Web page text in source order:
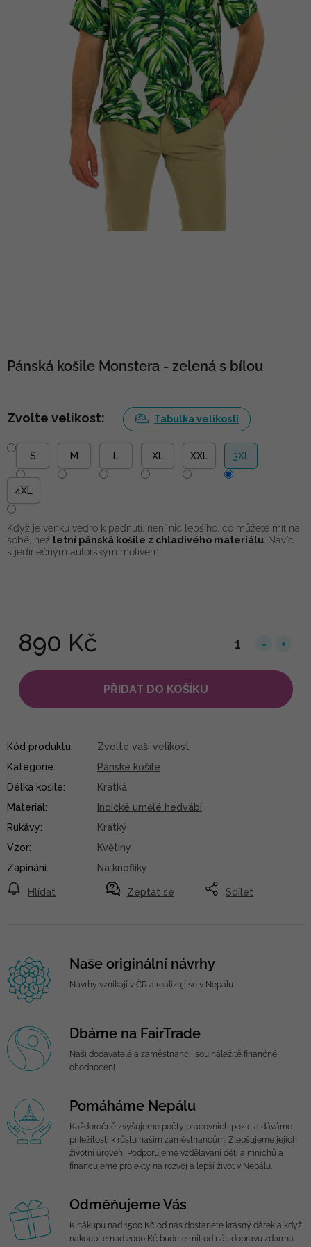
Pánská košile Monstera - zelená s bílou
890 Kč
PŘIDAT DO KOŠÍKU
Zvolte velikost: Tabulka velikostí
S M XL XXL 3XL
4XL
Když je venku vedro k padnutí, není nic lepšího, co můžete mít na
sobě, než letní pánská košile z chladivého materiálu . Navíc
s jedinečným autorským motivem!
Zeptat se
Hlídat Sdílet
Kód produktu:
Zvolte vaši velikost
Kategorie:
Pánské košile
Délka košile:
Krátká
Materiál:
Indické umělé hedvábí
Rukávy:
Krátký
Vzor:
Květiny
Zapínání: Na knoflíky
Naše originální návrhy
Návrhy vznikají v ČR a realizují se v Nepálu
Dbáme na FairTrade
Naši dodavatelé a zaměstnanci jsou náležitě finančně
ohodnoceni
Pomáháme Nepálu
Každoročně zvyšujeme počty pracovních pozic a dáváme
příležitosti k růstu našim zaměstnancům. Zlepšujeme jejich
životní úroveň, Podporujeme vzdělávání dětí a mnichů a
financujeme projekty na rozvoj a lepší život v Nepálu.
Odměňujeme Vás
K nákupu nad 1500 Kč od nás dostanete krásný dárek a když
nakoupíte nad 2000 Kč budete mít od nás dopravu zdarma.